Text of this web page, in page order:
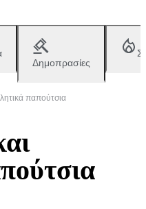
Δημοπρασίες
παπούτσια